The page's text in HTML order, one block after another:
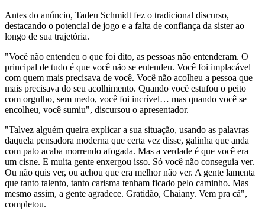
Antes do anúncio, Tadeu Schmidt fez o tradicional discurso,
destacando o potencial de jogo e a falta de confiança da sister ao
longo de sua trajetória.
"Você não entendeu o que foi dito, as pessoas não entenderam. O
principal de tudo é que você não se entendeu. Você foi implacável
com quem mais precisava de você. Você não acolheu a pessoa que
mais precisava do seu acolhimento. Quando você estufou o peito
com orgulho, sem medo, você foi incrível… mas quando você se
encolheu, você sumiu", discursou o apresentador.
"Talvez alguém queira explicar a sua situação, usando as palavras
daquela pensadora moderna que certa vez disse, galinha que anda
com pato acaba morrendo afogada. Mas a verdade é que você era
um cisne. E muita gente enxergou isso. Só você não conseguia ver.
Ou não quis ver, ou achou que era melhor não ver. A gente lamenta
que tanto talento, tanto carisma tenham ficado pelo caminho. Mas
mesmo assim, a gente agradece. Gratidão, Chaiany. Vem pra cá",
completou.